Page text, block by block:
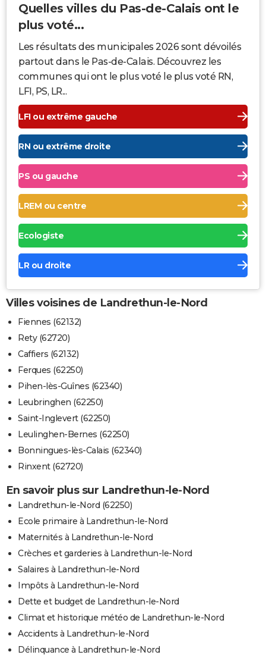
Quelles villes du Pas-de-Calais ont le
plus voté...
Les résultats des municipales 2026 sont dévoilés
partout dans le Pas-de-Calais. Découvrez les
communes qui ont le plus voté le plus voté RN,
LFI, PS, LR...
LFI ou extrême gauche
RN ou extrême droite
PS ou gauche
LREM ou centre
Ecologiste
LR ou droite
Villes voisines de Landrethun-le-Nord
Fiennes (62132)
Rety (62720)
Caffiers (62132)
Ferques (62250)
Pihen-lès-Guînes (62340)
Leubringhen (62250)
Saint-Inglevert (62250)
Leulinghen-Bernes (62250)
Bonningues-lès-Calais (62340)
Rinxent (62720)
En savoir plus sur Landrethun-le-Nord
Landrethun-le-Nord (62250)
Ecole primaire à Landrethun-le-Nord
Maternités à Landrethun-le-Nord
Crèches et garderies à Landrethun-le-Nord
Salaires à Landrethun-le-Nord
Impôts à Landrethun-le-Nord
Dette et budget de Landrethun-le-Nord
Climat et historique météo de Landrethun-le-Nord
Accidents à Landrethun-le-Nord
Délinquance à Landrethun-le-Nord